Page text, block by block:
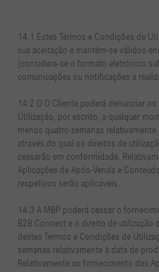
14.1 Estes Termos e Condições de
sua aceitação e mantém-se válidos
(considera-se o formato eletrónico
comunicações ou notificações a
14.2 O O Cliente poderá denunciar
Utilização, por escrito, a qualquer
menos quatro semanas
através do qual os direitos de
cessarão em conformidade.
Aplicações de Após-Venda e
respetivos serão aplicáveis.
14.3 A MBP poderá cessar o
B2B Connect e o direito de utilização
destes Termos e Condições de
semanas relativamente à data de
Relativamente ao fornecimento das